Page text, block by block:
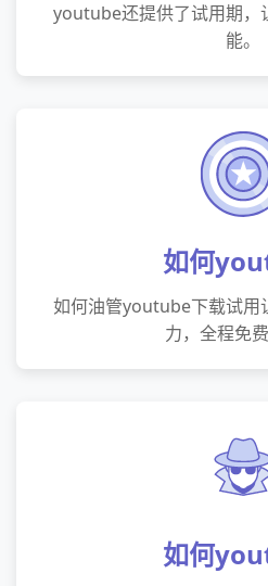
youtube还提供了试用期，
能。
如何
如何油管youtube下载试用
力，全程免费
如何